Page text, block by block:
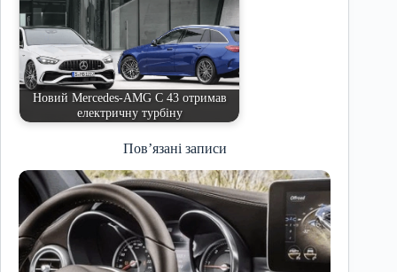
Новий Mercedes‑AMG C 43 отримав
електричну турбіну
Пов’язані записи